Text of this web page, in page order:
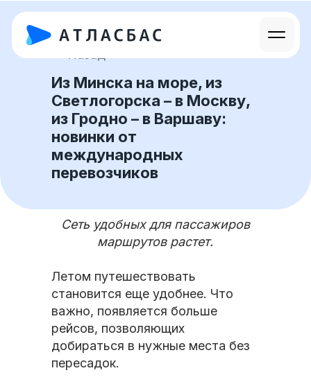
Из Минска на море, из
Светлогорска – в Москву,
из Гродно – в Варшаву:
новинки от
международных
перевозчиков
Сеть удобных для пассажиров
маршрутов растет.
Летом путешествовать
становится еще удобнее. Что
важно, появляется больше
рейсов, позволяющих
добираться в нужные места без
пересадок.